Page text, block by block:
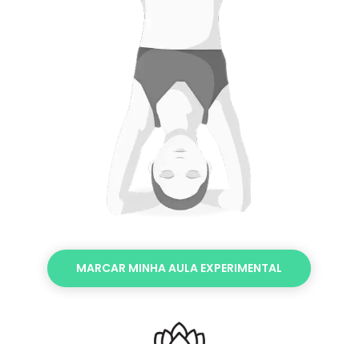
MARCAR MINHA AULA EXPERIMENTAL